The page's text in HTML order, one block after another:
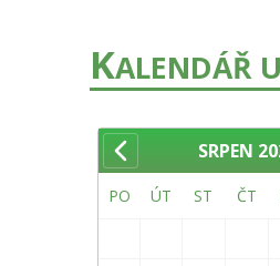
KALENDÁŘ
SRPEN
PO ÚT ST ČT